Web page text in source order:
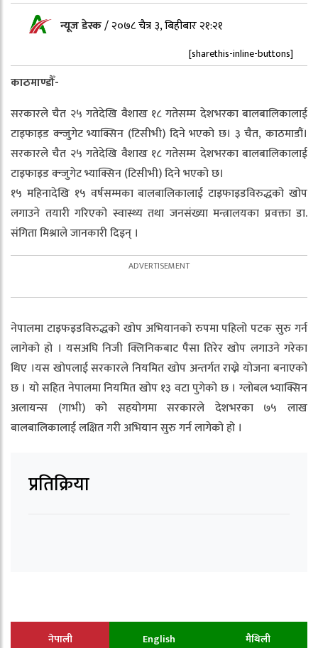
न्यूज डेस्क/२०७८ चैत्र ३, बिहीबार २१:२१
[sharethis-inline-buttons]
काठमाण्डौँ-
सरकारले चैत २५ गतेदेखि वैशाख १८ गतेसम्म देशभरका बालबालिकालाई
टाइफाइड क्न्जुगेट भ्याक्सिन (टिसीभी) दिने भएको छ। ३ चैत, काठमाडौं।
सरकारले चैत २५ गतेदेखि वैशाख १८ गतेसम्म देशभरका बालबालिकालाई
टाइफाइड क्न्जुगेट भ्याक्सिन (टिसीभी) दिने भएको छ।
१५ महिनादेखि १५ वर्षसम्मका बालबालिकालाई टाइफाइडविरुद्धको खोप
लगाउने तयारी गरिएको स्वास्थ्य तथा जनसंख्या मन्त्रालयका प्रवक्ता डा.
संगिता मिश्राले जानकारी दिइन् ।
नेपालमा टाइफइडविरुद्धको खोप अभियानको रुपमा पहिलो पटक सुरु गर्न
लागेको हो । यसअघि निजी क्लिनिकबाट पैसा तिरेर खोप लगाउने गरेका
थिए ।यस खोपलाई सरकारले नियमित खोप अन्तर्गत राख्ने योजना बनाएको
छ । यो सहित नेपालमा नियमित खोप १३ वटा पुगेको छ । ग्लोबल भ्याक्सिन
अलायन्स (गाभी) को सहयोगमा सरकारले देशभरका ७५ लाख
बालबालिकालाई लक्षित गरी अभियान सुरु गर्न लागेको हो ।
प्रतिक्रिया
नेपाली English मैथिली